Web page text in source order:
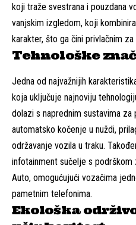
koji traže svestrana i pouzdana
vanjskim izgledom, koji
karakter, što ga čini privlačnim za
Tehnološke
Jedna od najvažnijih
koja uključuje najnoviju
dolazi s naprednim sustavima za
automatsko kočenje u nuždi,
održavanje vozila u traku.
infotainment sučelje s podrškom
Auto, omogućujući vozačima
pametnim telefonima.
Ekološka